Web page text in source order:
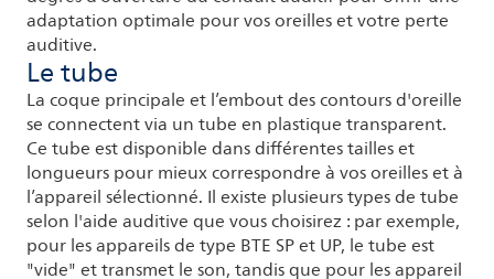
adaptation optimale pour vos oreilles et votre perte
auditive.
Le tube
La coque principale et l’embout des contours d'oreille
se connectent via un tube en plastique transparent.
Ce tube est disponible dans différentes tailles et
longueurs pour mieux correspondre à vos oreilles et à
l’appareil sélectionné. Il existe plusieurs types de tube
selon l'aide auditive que vous choisirez : par exemple,
pour les appareils de type BTE SP et UP, le tube est
"vide" et transmet le son, tandis que pour les appareil